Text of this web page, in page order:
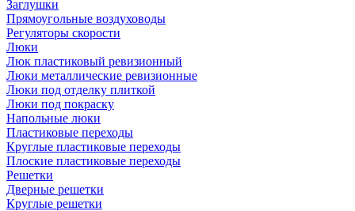
Заглушки
Прямоугольные воздуховоды
Регуляторы скорости
Люки
Люк пластиковый ревизионный
Люки металлические ревизионные
Люки под отделку плиткой
Люки под покраску
Напольные люки
Пластиковые переходы
Круглые пластиковые переходы
Плоские пластиковые переходы
Решетки
Дверные решетки
Круглые решетки